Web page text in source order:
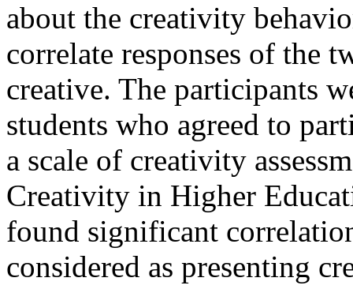
about the creativity
correlate responses of the
creative. The participants
students who agreed to
a scale of creativity
Creativity in Higher
found significant
considered as presenting